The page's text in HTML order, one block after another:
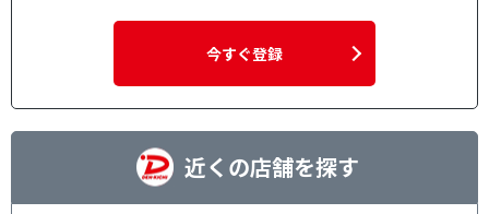
今すぐ登録
近くの店舗を探す